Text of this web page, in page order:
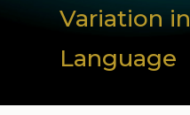
Variation in
Language